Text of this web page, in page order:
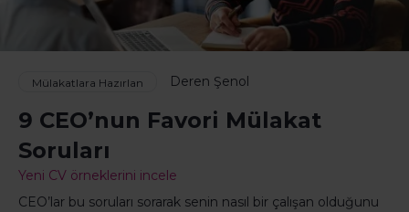
Mülakatlara Hazırlan Deren Şenol
9 CEO’nun Favori Mülakat
Soruları
Yeni CV örneklerini incele
CEO’lar bu soruları sorarak senin nasıl bir çalışan olduğunu